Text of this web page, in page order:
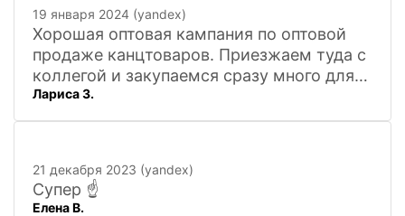
19 января 2024 (yandex)
Хорошая оптовая кампания по оптовой
продаже канцтоваров. Приезжаем туда с
коллегой и закупаемся сразу много для
офиса. Удобно. Есть практически всё, что
нужно, и по хорошим ценам. Вежливый
искать
Лариса З.
21 декабря 2023 (yandex)
Супер ☝️
Елена В.